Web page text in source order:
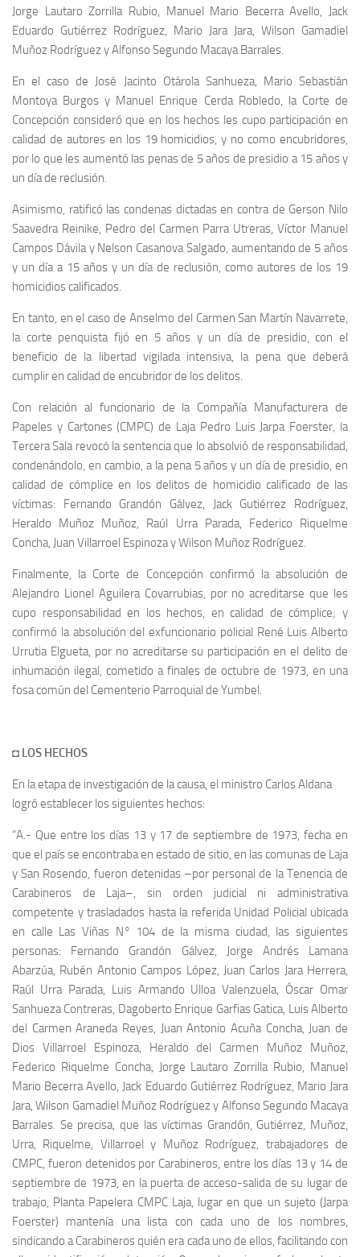
Jorge Lautaro Zorrilla Rubio, Manuel Mario Becerra Avello, Jack
Eduardo Gutiérrez Rodríguez, Mario Jara Jara, Wilson Gamadiel
Muñoz Rodríguez y Alfonso Segundo Macaya Barrales.
En el caso de José Jacinto Otárola Sanhueza, Mario Sebastián
Montoya Burgos y Manuel Enrique Cerda Robledo, la Corte de
Concepción consideró que en los hechos les cupo participación en
calidad de autores en los 19 homicidios, y no como encubridores,
por lo que les aumentó las penas de 5 años de presidio a 15 años y
un día de reclusión.
Asimismo, ratificó las condenas dictadas en contra de Gerson Nilo
Saavedra Reinike, Pedro del Carmen Parra Utreras, Víctor Manuel
Campos Dávila y Nelson Casanova Salgado, aumentando de 5 años
y un día a 15 años y un día de reclusión, como autores de los 19
homicidios calificados.
En tanto, en el caso de Anselmo del Carmen San Martín Navarrete,
la corte penquista fijó en 5 años y un día de presidio, con el
beneficio de la libertad vigilada intensiva, la pena que deberá
cumplir en calidad de encubridor de los delitos.
Con relación al funcionario de la Compañía Manufacturera de
Papeles y Cartones (CMPC) de Laja Pedro Luis Jarpa Foerster, la
Tercera Sala revocó la sentencia que lo absolvió de responsabilidad,
condenándolo, en cambio, a la pena 5 años y un día de presidio, en
calidad de cómplice en los delitos de homicidio calificado de las
víctimas: Fernando Grandón Gálvez, Jack Gutiérrez Rodríguez,
Heraldo Muñoz Muñoz, Raúl Urra Parada, Federico Riquelme
Concha, Juan Villarroel Espinoza y Wilson Muñoz Rodríguez.
Finalmente, la Corte de Concepción confirmó la absolución de
Alejandro Lionel Aguilera Covarrubias, por no acreditarse que les
cupo responsabilidad en los hechos, en calidad de cómplice; y
confirmó la absolución del exfuncionario policial René Luis Alberto
Urrutia Elgueta, por no acreditarse su participación en el delito de
inhumación ilegal, cometido a finales de octubre de 1973, en una
fosa común del Cementerio Parroquial de Yumbel.
◘ LOS HECHOS
En la etapa de investigación de la causa, el ministro Carlos Aldana
logró establecer los siguientes hechos:
“A.- Que entre los días 13 y 17 de septiembre de 1973, fecha en
que el país se encontraba en estado de sitio, en las comunas de Laja
y San Rosendo, fueron detenidas –por personal de la Tenencia de
Carabineros de Laja–, sin orden judicial ni administrativa
competente y trasladados hasta la referida Unidad Policial ubicada
en calle Las Viñas N° 104 de la misma ciudad, las siguientes
personas: Fernando Grandón Gálvez, Jorge Andrés Lamana
Abarzúa, Rubén Antonio Campos López, Juan Carlos Jara Herrera,
Raúl Urra Parada, Luis Armando Ulloa Valenzuela, Óscar Omar
Sanhueza Contreras, Dagoberto Enrique Garfias Gatica, Luis Alberto
del Carmen Araneda Reyes, Juan Antonio Acuña Concha, Juan de
Dios Villarroel Espinoza, Heraldo del Carmen Muñoz Muñoz,
Federico Riquelme Concha, Jorge Lautaro Zorrilla Rubio, Manuel
Mario Becerra Avello, Jack Eduardo Gutiérrez Rodríguez, Mario Jara
Jara, Wilson Gamadiel Muñoz Rodríguez y Alfonso Segundo Macaya
Barrales. Se precisa, que las víctimas Grandón, Gutiérrez, Muñoz,
Urra, Riquelme, Villarroel y Muñoz Rodríguez, trabajadores de
CMPC, fueron detenidos por Carabineros, entre los días 13 y 14 de
septiembre de 1973, en la puerta de acceso-salida de su lugar de
trabajo, Planta Papelera CMPC Laja, lugar en que un sujeto (Jarpa
Foerster) mantenía una lista con cada uno de los nombres,
sindicando a Carabineros quién era cada uno de ellos, facilitando con